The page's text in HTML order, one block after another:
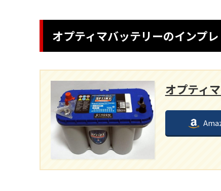
オプティマバッテリーのインプレ
オプティ